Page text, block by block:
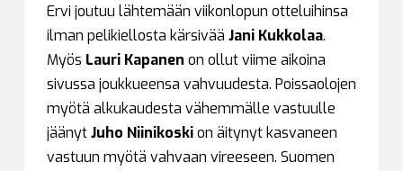
Ervi joutuu lähtemään viikonlopun otteluihinsa
ilman pelikiellosta kärsivää Jani Kukkolaa.
Myös Lauri Kapanen on ollut viime aikoina
sivussa joukkueensa vahvuudesta. Poissaolojen
myötä alkukaudesta vähemmälle vastuulle
jäänytJuho Niinikoskion äitynyt kasvaneen
vastuun myötä vahvaan vireeseen. Suomen